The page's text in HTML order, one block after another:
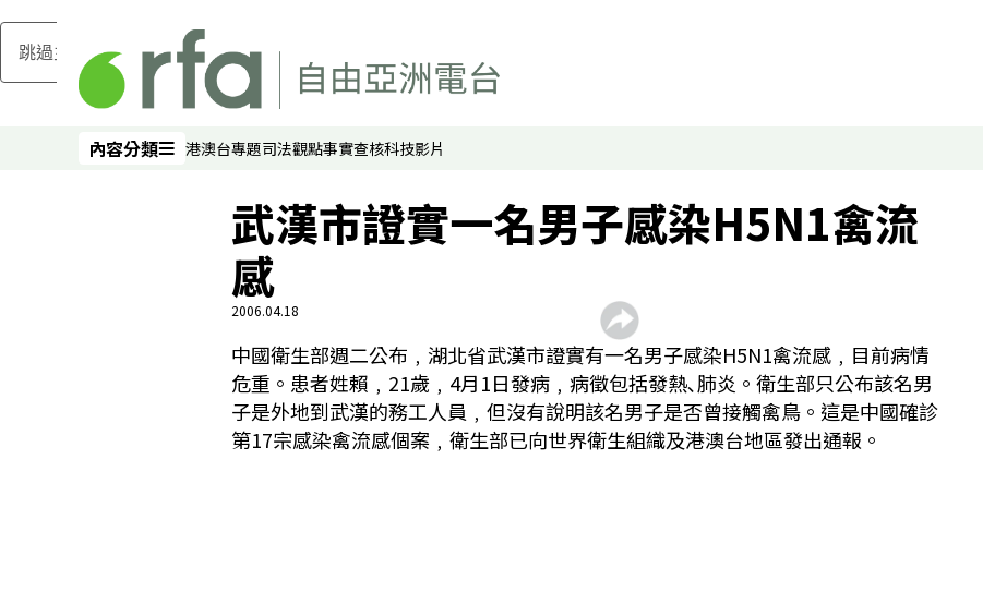
跳過主要內容
內容分類
內容分類 港澳台專題司法觀點事實查核科技影片
顯示 影片 個子版面
聲如洪鍾
香港人自由講
關於我們
顯示 關於我們 個子版面
聯絡我們
最新廣播頻率
武漢市證實一名男子感染H5N1禽流
感
2006.04.18
中國衛生部週二公布﹐湖北省武漢市證實有一名男子感染H5N1禽流感﹐目前病情
危重。患者姓賴﹐21歲﹐4月1日發病﹐病徵包括發熱､肺炎。衛生部只公布該名男
子是外地到武漢的務工人員﹐但沒有說明該名男子是否曾接觸禽鳥。這是中國確診
第17宗感染禽流感個案﹐衛生部已向世界衛生組織及港澳台地區發出通報。